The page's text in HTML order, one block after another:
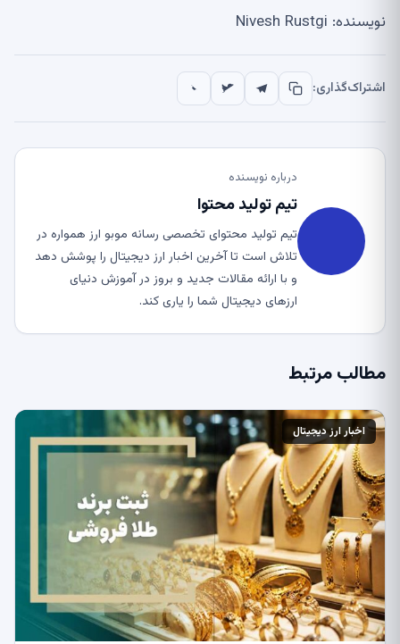
نویسنده: Nivesh Rustgi
اشتراک‌گذاری:
درباره نویسنده
تیم تولید محتوا
تیم تولید محتوای تخصصی رسانه موبو ارز همواره در
تلاش است تا آخرین اخبار ارز دیجیتال را پوشش دهد
و با ارائه مقالات جدید و بروز در آموزش دنیای
ارزهای دیجیتال شما را یاری کند.
مطالب مرتبط
اخبار ارز دیجیتال